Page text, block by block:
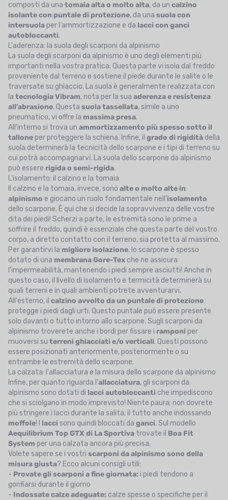
composti da una tomaia alta o molto alta, da un calzino
isolante con puntale di protezione, da una suola con
intersuola per l'ammortizzazione e da lacci con ganci
autobloccanti.
L'aderenza: la suola degli scarponi da alpinismo
La suola degli scarponi da alpinismo è uno degli elementi più
importanti nella vostra pratica. Questa parte vi isola dal freddo
proveniente dal terreno e sostiene il piede durante le salite o le
traversate su ghiaccio. La suola è generalmente realizzata con
la tecnologia Vibram, nota per la sua aderenza e resistenza
all'abrasione. Questa suolatassellata, simile a uno
pneumatico, vi offre la massima presa.
All'interno si trova un ammortizzamento più spesso sotto il
tallone per proteggere la schiena. Infine, il grado di rigidità della
suola determinerà la tecnicità dello scarpone e i tipi di terreno su
cui potrà accompagnarvi. La suola dello scarpone da alpinismo
può essere rigida o semi-rigida.
L'isolamento: il calzino e la tomaia
Il calzino e la tomaia, invece, sono alte o molto alte in
alpinismo e giocano un ruolo fondamentale nell'isolamento
dello scarpone. È qui che si decide la sopravvivenza delle vostre
dita dei piedi! Scherzi a parte, le estremità sono le prime a
soffrire il freddo, quindi è essenziale che questa parte del vostro
corpo, a diretto contatto con il terreno, sia protetta al massimo.
Per garantirvi la migliore isolazione, lo scarpone è spesso
dotato di una membranaGore-Tex che ne assicura
l'impermeabilità, mantenendo i piedi sempre asciutti! Anche in
questo caso, il livello di isolamento e termicità determinerà su
quali terreni e in quali ambienti potrete avventurarvi.
All'esterno, il calzino avvolto da un puntale di protezione
protegge i piedi dagli urti. Questo puntale può essere presente
solo davanti o tutto intorno allo scarpone. Sugli scarponi da
alpinismo troverete anche i bordi per fissare i ramponi per
muoversi su terreni ghiacciati e/o verticali. Questi possono
essere posizionati anteriormente, posteriormente o su
entrambe le estremità dello scarpone.
La calzata: l'allacciatura e la misura dello scarpone da alpinismo
Infine, per quanto riguarda l'allacciatura, gli scarponi da
alpinismo sono dotati di lacci autobloccanti che impediscono
che si sciolgano in modo imprevisto! Niente paura: non dovrete
più stringere i lacci durante la salita, il tutto anche indossando
moffole! I lacci sono quindi bloccati da ganci. Sul modello
Aequilibrium Top GTX di La Sportiva trovate il Boa Fit
System per una calzata ancora più precisa.
Volete sapere se i vostri scarponi da alpinismo sono della
misura giusta? Ecco alcuni consigli utili:
- Provate gli scarponi a fine giornata: i piedi tendono a
gonfiarsi durante il giorno
- Indossate calze adeguate: calze spesse o specifiche per il